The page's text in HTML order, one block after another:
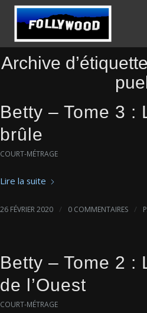
Archive
Betty – Tome 3 :
brûle
COURT-MÉTRAGE
Lire la suite
26 FÉVRIER 2020 / 0 COMMENTAIRES /
Betty – Tome 2 :
de l’Ouest
COURT-MÉTRAGE